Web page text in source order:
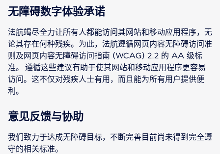
无障碍数字体验承诺
法航竭尽全力让所有人都能访问其网站和移动应用程序，无
论其存在何种残疾。为此，法航遵循网页内容无障碍访问准
则及网页内容无障碍访问指南 (WCAG) 2.2 的 AA 级标
准。 遵循这些建议有助于使其网站和移动应用程序更容易
访问。这不仅对残疾人士有用，而且能为所有用户提供便
利。
意见反馈与协助
我们致力于达成无障碍目标，不断完善目前尚未得到完全遵
守的相关标准。